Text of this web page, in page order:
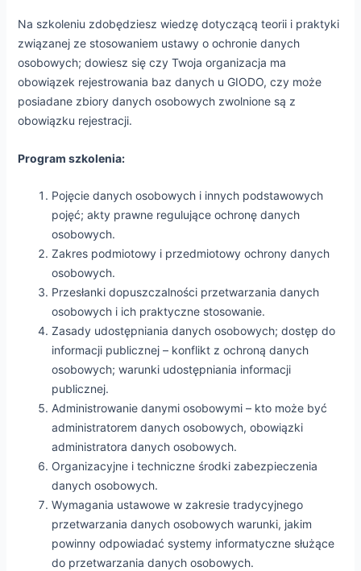
Na szkoleniu zdobędziesz wiedzę dotyczącą teorii i praktyki
związanej ze stosowaniem ustawy o ochronie danych
osobowych; dowiesz się czy Twoja organizacja ma
obowiązek rejestrowania baz danych u GIODO, czy może
posiadane zbiory danych osobowych zwolnione są z
obowiązku rejestracji.
Program szkolenia:
Pojęcie danych osobowych i innych podstawowych
pojęć; akty prawne regulujące ochronę danych
osobowych.
Zakres podmiotowy i przedmiotowy ochrony danych
osobowych.
Przesłanki dopuszczalności przetwarzania danych
osobowych i ich praktyczne stosowanie.
Zasady udostępniania danych osobowych; dostęp do
informacji publicznej – konflikt z ochroną danych
osobowych; warunki udostępniania informacji
publicznej.
Administrowanie danymi osobowymi – kto może być
administratorem danych osobowych, obowiązki
administratora danych osobowych.
Organizacyjne i techniczne środki zabezpieczenia
danych osobowych.
Wymagania ustawowe w zakresie tradycyjnego
przetwarzania danych osobowych warunki, jakim
powinny odpowiadać systemy informatyczne służące
do przetwarzania danych osobowych.